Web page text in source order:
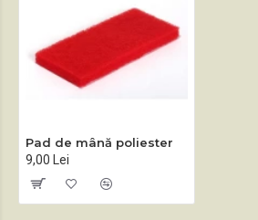
Pad de mână poliester
9,00 Lei